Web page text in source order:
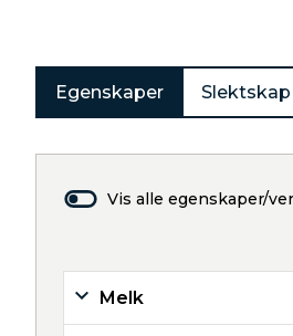
Egenskaper Slektskap
Vis alle egenskaper/
Melk